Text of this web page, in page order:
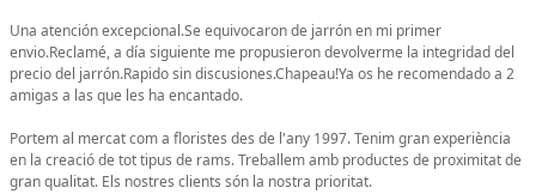
Una atención excepcional.Se equivocaron de jarrón en mi primer
envio.Reclamé, a día siguiente me propusieron devolverme la integridad del
precio del jarrón.Rapido sin discusiones.Chapeau!Ya os he recomendado a 2
amigas a las que les ha encantado.
Portem al mercat com a floristes des de l'any 1997. Tenim gran experiència
en la creació de tot tipus de rams. Treballem amb productes de proximitat de
gran qualitat. Els nostres clients són la nostra prioritat.